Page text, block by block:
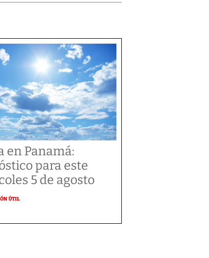
en Panamá:
para este
5 de agosto
ÚTIL